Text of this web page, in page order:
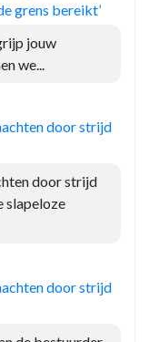
grens bereikt’
jouw
we...
door strijd
door strijd
slapeloze
door strijd